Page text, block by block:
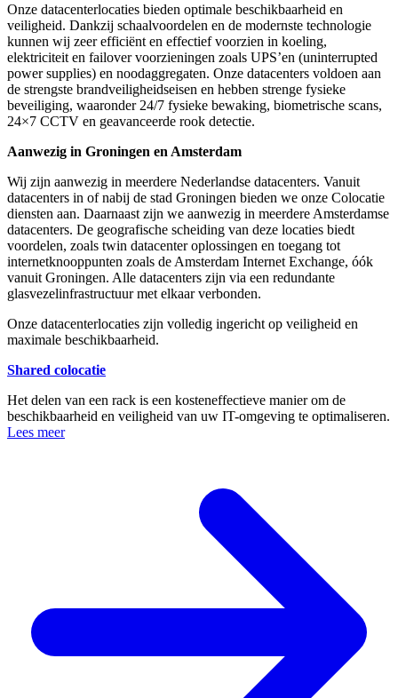
Onze datacenterlocaties bieden optimale beschikbaarheid en
veiligheid. Dankzij schaalvoordelen en de modernste technologie
kunnen wij zeer efficiënt en effectief voorzien in koeling,
elektriciteit en failover voorzieningen zoals UPS’en (uninterrupted
power supplies) en noodaggregaten. Onze datacenters voldoen aan
de strengste brandveiligheidseisen en hebben strenge fysieke
beveiliging, waaronder 24/7 fysieke bewaking, biometrische scans,
24×7 CCTV en geavanceerde rook detectie.
Aanwezig in Groningen en Amsterdam
Wij zijn aanwezig in meerdere Nederlandse datacenters. Vanuit
datacenters in of nabij de stad Groningen bieden we onze Colocatie
diensten aan. Daarnaast zijn we aanwezig in meerdere Amsterdamse
datacenters. De geografische scheiding van deze locaties biedt
voordelen, zoals twin datacenter oplossingen en toegang tot
internetknooppunten zoals de Amsterdam Internet Exchange, óók
vanuit Groningen. Alle datacenters zijn via een redundante
glasvezelinfrastructuur met elkaar verbonden.
Onze datacenterlocaties zijn volledig ingericht op veiligheid en
maximale beschikbaarheid.
Shared colocatie
Het delen van een rack is een kosteneffectieve manier om de
beschikbaarheid en veiligheid van uw IT-omgeving te optimaliseren.
Lees meer